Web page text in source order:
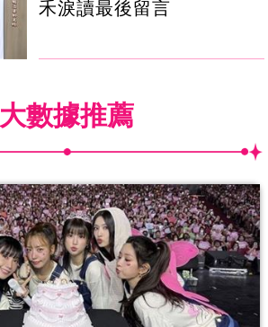
禾淚讀最後留言
大數據推薦